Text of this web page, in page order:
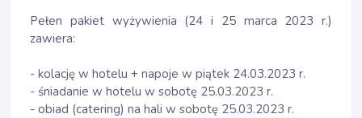
Pełen pakiet wyżywienia (24 i 25 marca 2023 r.)
zawiera:
- kolację w hotelu + napoje w piątek 24.03.2023 r.
- śniadanie w hotelu w sobotę 25.03.2023 r.
- obiad (catering) na hali w sobotę 25.03.2023 r.